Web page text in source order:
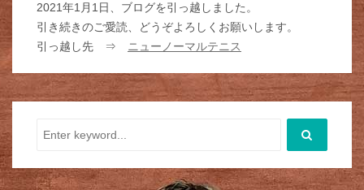
2021年1月1日、ブログを引っ越しました。
引き続きのご愛読、どうぞよろしくお願いします。
引っ越し先 ⇒ ニューノーマルテニス